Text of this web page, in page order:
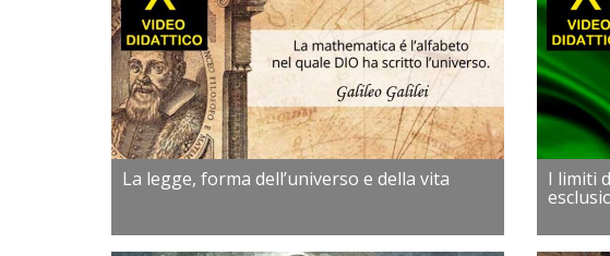
La legge, forma dell’universo e della vita I limiti